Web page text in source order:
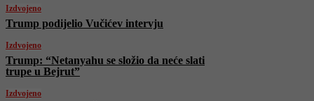
Izdvojeno
Trump podijelio Vučićev intervju
Izdvojeno
Trump: “Netanyahu se složio da neće slati
trupe u Bejrut”
Izdvojeno